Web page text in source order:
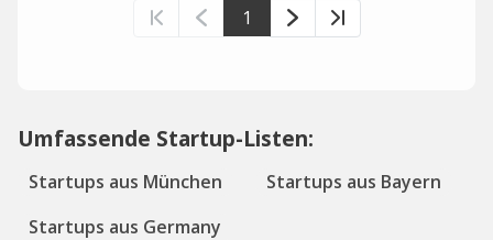
1
Umfassende Startup-Listen:
Startups aus München
Startups aus Bayern
Startups aus Germany